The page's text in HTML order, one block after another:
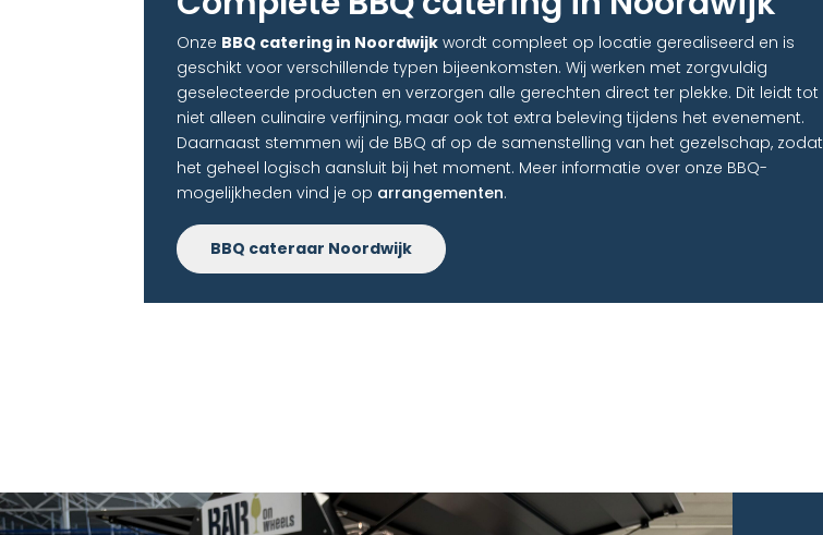
Onze BBQ catering in Noordwijk wordt compleet op locatie gerealiseerd en is
geschikt voor verschillende typen bijeenkomsten. Wij werken met zorgvuldig
geselecteerde producten en verzorgen alle gerechten direct ter plekke. Dit leidt tot
niet alleen culinaire verfijning, maar ook tot extra beleving tijdens het evenement.
Daarnaast stemmen wij de BBQ af op de samenstelling van het gezelschap, zodat
het geheel logisch aansluit bij het moment. Meer informatie over onze BBQ-
mogelijkheden vind je op arrangementen.
BBQ cateraar Noordwijk